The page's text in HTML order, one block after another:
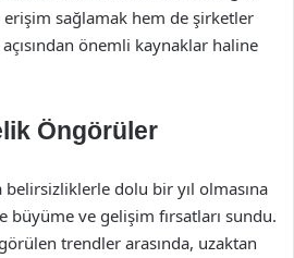
erişim sağlamak hem de şirketler
önemli kaynaklar haline
Öngörüler
belirsizliklerle dolu bir yıl olmasına
büyüme ve gelişim fırsatları sundu.
trendler arasında, uzaktan